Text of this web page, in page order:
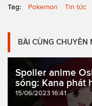
Tag: Pokemon Tin tức
BÀI CÙNG CHUYÊN
Spoiler anime
sóng: Kana phát
15/06/2023 16:41